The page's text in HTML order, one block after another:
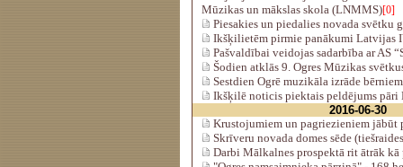
Mūzikas un mākslas skola (LNMMS)[0]
Piesakies un piedalies novada svētku
Ikšķilietēm pirmie panākumi Latvijas
Pašvaldībai veidojas sadarbība ar AS
Šodien atklās 9. Ogres Mūzikas
Sestdien Ogrē muzikāla izrāde bērniem
Ikšķilē noticis piektais peldējums pāri
2016-06-30
Krustojumiem un pagriezieniem jābūt
Skrīveru novada domes sēde
Darbi Mālkalnes prospektā rit ātrāk